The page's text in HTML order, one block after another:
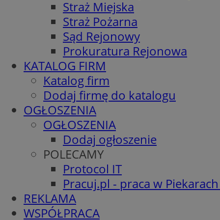
Straż Miejska
Straż Pożarna
Sąd Rejonowy
Prokuratura Rejonowa
KATALOG FIRM
Katalog firm
Dodaj firmę do katalogu
OGŁOSZENIA
OGŁOSZENIA
Dodaj ogłoszenie
POLECAMY
Protocol IT
Pracuj.pl - praca w
REKLAMA
WSPÓŁPRACA